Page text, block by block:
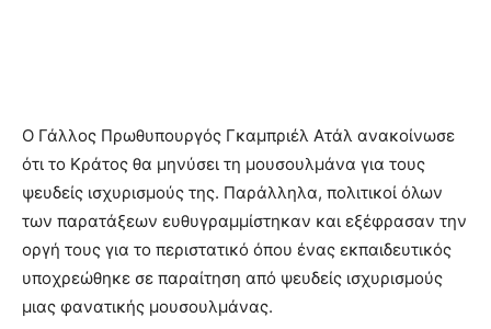
Ο Γάλλος Πρωθυπουργός Γκαμπριέλ Ατάλ ανακοίνωσε
ότι το Κράτος θα μηνύσει τη μουσουλμάνα για τους
ψευδείς ισχυρισμούς της. Παράλληλα, πολιτικοί όλων
των παρατάξεων ευθυγραμμίστηκαν και εξέφρασαν την
οργή τους για το περιστατικό όπου ένας εκπαιδευτικός
υποχρεώθηκε σε παραίτηση από ψευδείς ισχυρισμούς
μιας φανατικής μουσουλμάνας.